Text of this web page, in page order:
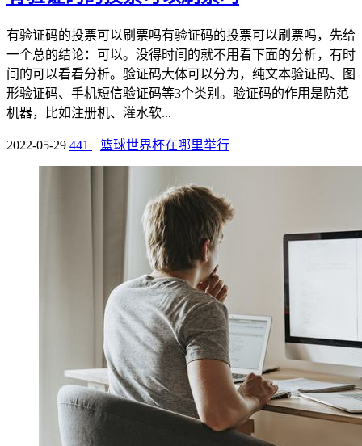
有验证码的投票可以刷票吗有验证码的投票可以刷票吗，先给
一个总的结论：可以。没得时间的就不用看下面的分析，有时
间的可以看看分析。验证码大体可以分为，纯文本验证码、图
形验证码、手机短信验证码等3个类别。验证码的作用是防范
机器，比如注册机、灌水软...
2022-05-29 441 篮球世界杯在哪里举行